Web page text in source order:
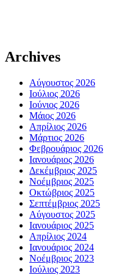
Archives
Αύγουστος 2026
Ιούλιος 2026
Ιούνιος 2026
Μάιος 2026
Απρίλιος 2026
Μάρτιος 2026
Φεβρουάριος 2026
Ιανουάριος 2026
Δεκέμβριος 2025
Νοέμβριος 2025
Οκτώβριος 2025
Σεπτέμβριος 2025
Αύγουστος 2025
Ιανουάριος 2025
Απρίλιος 2024
Ιανουάριος 2024
Νοέμβριος 2023
Ιούλιος 2023